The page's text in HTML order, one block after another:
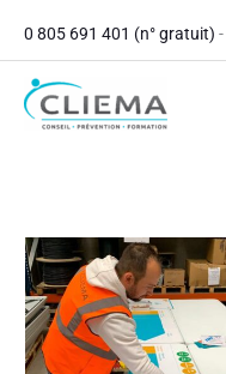
principal
contenu
0 805 691 401 (n° gratuit) -